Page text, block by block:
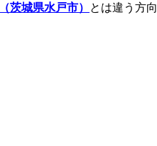
茨城県水戸市） とは違う方向